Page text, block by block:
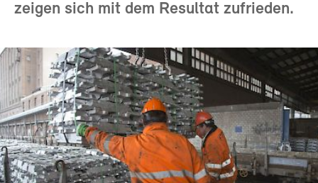
zeigen sich mit dem Resultat zufrieden.